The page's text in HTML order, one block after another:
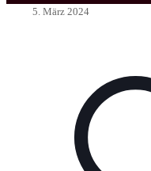
5. März 2024